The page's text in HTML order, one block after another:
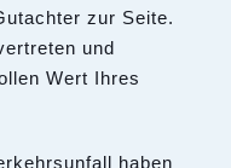
zur Seite.
und
Wert Ihres
haben